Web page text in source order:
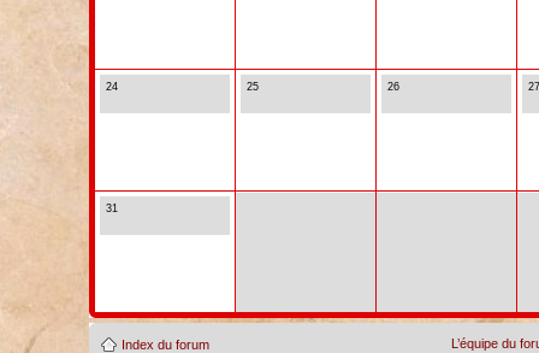
24 25 26 27
31
Index du forum L’équipe du